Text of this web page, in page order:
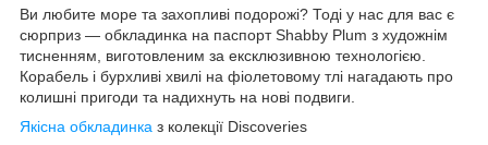
Ви любите море та захопливі подорожі? Тоді у нас для вас є
сюрприз — обкладинка на паспорт Shabby Plum з художнім
тисненням, виготовленим за ексклюзивною технологією.
Корабель і бурхливі хвилі на фіолетовому тлі нагадають про
колишні пригоди та надихнуть на нові подвиги.
Якісна обкладинка з колекції Discoveries